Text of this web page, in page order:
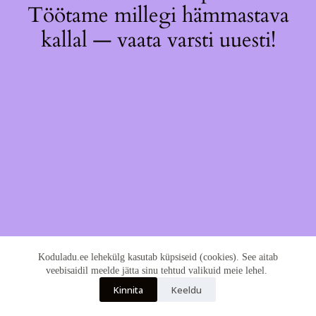
Koduladu.ee lehekülg kasutab küpsiseid (cookies). See aitab
veebisaidil meelde jätta sinu tehtud valikuid meie lehel.
Kinnita Keeldu
Töötame millegi hämmastava
kallal — vaata varsti uuesti!